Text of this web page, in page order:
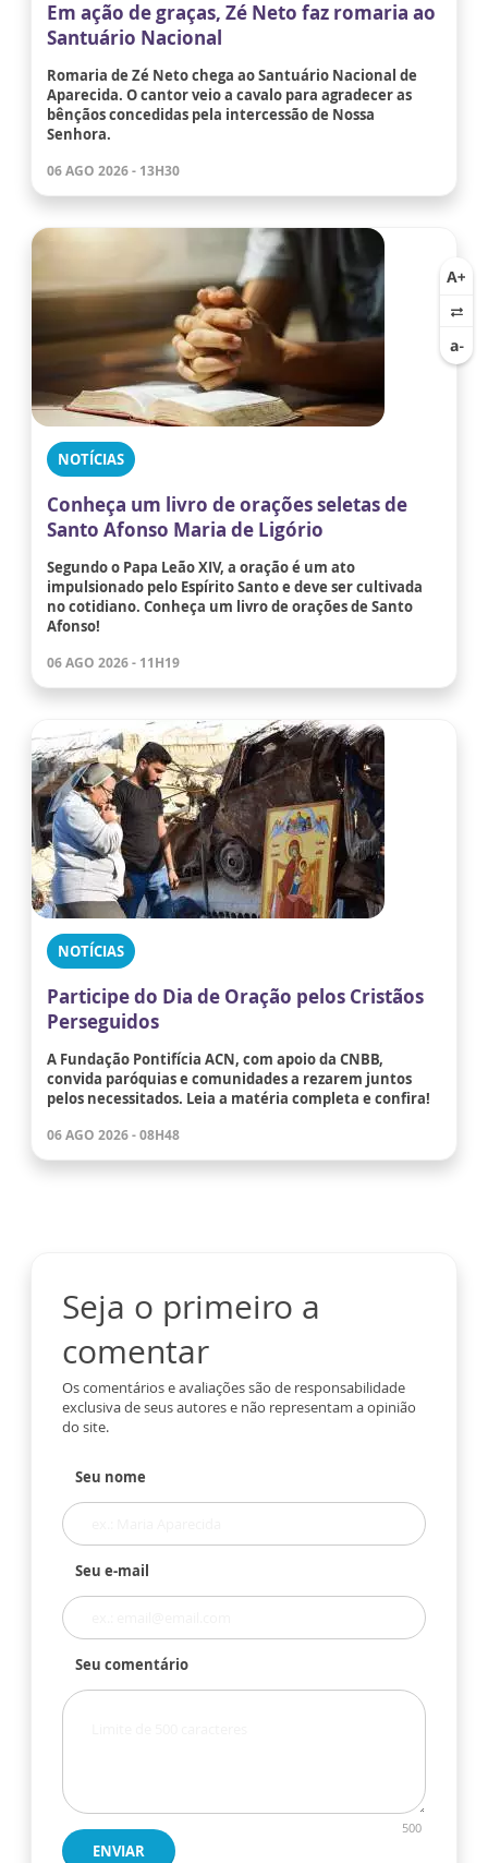
Em ação de graças, Zé Neto faz romaria ao
Santuário Nacional
Romaria de Zé Neto chega ao Santuário Nacional de
Aparecida. O cantor veio a cavalo para agradecer as
bênçãos concedidas pela intercessão de Nossa
Senhora.
06 AGO 2026 - 13H30
NOTÍCIAS
Conheça um livro de orações seletas de
Santo Afonso Maria de Ligório
Segundo o Papa Leão XIV, a oração é um ato
impulsionado pelo Espírito Santo e deve ser cultivada
no cotidiano. Conheça um livro de orações de Santo
Afonso!
06 AGO 2026 - 11H19
NOTÍCIAS
Participe do Dia de Oração pelos Cristãos
Perseguidos
A Fundação Pontifícia ACN, com apoio da CNBB,
convida paróquias e comunidades a rezarem juntos
pelos necessitados. Leia a matéria completa e confira!
06 AGO 2026 - 08H48
Seja o primeiro a
comentar
Os comentários e avaliações são de responsabilidade
exclusiva de seus autores e não representam a opinião
do site.
Seu nome
Seu e-mail
Seu comentário
500
ENVIAR